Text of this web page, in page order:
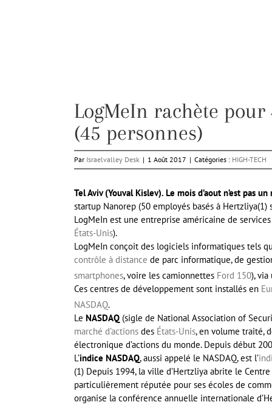
LogMeIn rachète
(45 personnes)
Par Israelvalley Desk | 1 Août 2017 | Catégories : HIGH-TECH
Tel Aviv (Youval Kislev). Le mois d’aout n’est pas
startup Nanorep (50 employés basés à
LogMeIn est une entreprise américaine de
États-Unis).
LogMeIn conçoit des logiciels informatiques tels
contrôle à distance de parc informatique, de
smartphones, voire les camionnettes Ford 150), via
Ces centres de développement sont installés en
NASDAQ.
Le NASDAQ (sigle de National Association of
marché d’actions des États-Unis, en volume traité,
électronique d’actions du monde. Depuis début
L’indice NASDAQ, aussi appelé le NASDAQ, est l’
(1) Depuis 1994, la ville d’Hertzliya abrite le
particulièrement réputée pour ses écoles de
organise la conférence annuelle internationale